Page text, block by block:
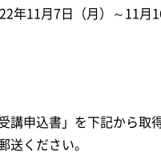
年11月7日（月）～11月
講申込書」を下記から取
送ください。